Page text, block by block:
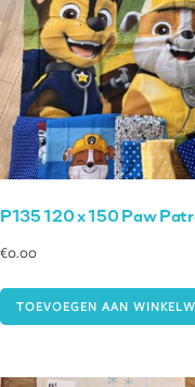
P135 120 x 150 Paw
€0.00
TOEVOEGEN AAN